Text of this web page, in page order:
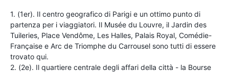
1. (1er). Il centro geografico di Parigi e un ottimo punto di
partenza per i viaggiatori. Il Musée du Louvre, il Jardin des
Tuileries, Place Vendôme, Les Halles, Palais Royal, Comédie-
Française e Arc de Triomphe du Carrousel sono tutti di essere
trovato qui.
2. (2e). Il quartiere centrale degli affari della città - la Bourse